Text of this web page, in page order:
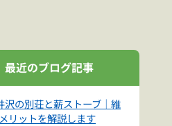
最近のブログ記事
沢の別荘と薪ストーブ｜維
リットを解説します